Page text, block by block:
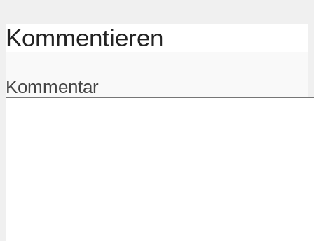
Kommentieren
Kommentar